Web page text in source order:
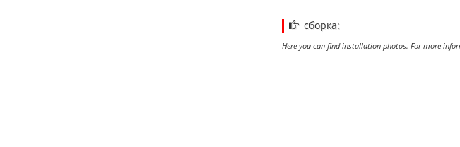
сборка:
Here you can find installation photos. For more